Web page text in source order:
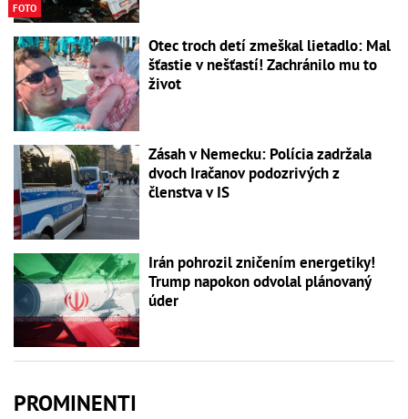
FOTO
Otec troch detí zmeškal lietadlo: Mal
šťastie v nešťastí! Zachránilo mu to
život
Zásah v Nemecku: Polícia zadržala
dvoch Iračanov podozrivých z
členstva v IS
Irán pohrozil zničením energetiky!
Trump napokon odvolal plánovaný
úder
PROMINENTI